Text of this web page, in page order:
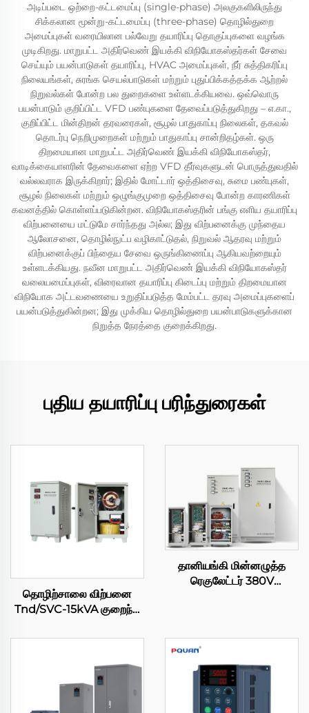
அடிப்படை ஒற்றை-கட்டமைப்பு (single-phase) அலகுகளிலிருந்து
சிக்கலான மூன்று-கட்டமைப்பு (three-phase) தொழில்துறை
அமைப்புகள் வரையிலான பல்வேறு தயாரிப்பு தொகுப்புகளை வழங்க
முடிகிறது. மாறுபட்ட அதிர்வெண் இயக்கி விநியோகஸ்தர்கள் சேவை
செய்யும் பயன்பாடுகள் தயாரிப்பு, HVAC அமைப்புகள், நீர் சுத்திகரிப்பு
நிலையங்கள், சுரங்க செயல்பாடுகள் மற்றும் புதுப்பிக்கத்தக்க ஆற்றல்
நிறுவல்கள் போன்ற பல துறைகளை உள்ளடக்கியவை. ஒவ்வொரு
பயன்பாடும் குறிப்பிட்ட VFD பண்புகளை தேவைப்படுத்துகிறது – எ.கா.,
குறிப்பிட்ட மின்திறன் தரவரைகள், சூழல் பாதுகாப்பு நிலைகள், தகவல்
தொடர்பு நெறிமுறைகள் மற்றும் பாதுகாப்பு சான்றிதழ்கள். ஒரு
திறமையான மாறுபட்ட அதிர்வெண் இயக்கி விநியோகஸ்தர்,
வாடிக்கையாளரின் தேவைகளை ஏற்ற VFD தீர்வுகளுடன் பொருத்துவதில்
வல்லவராக இருக்கிறார்; இதில் மோட்டார் ஒத்திசைவு, சுமை பண்புகள்,
சூழல் நிலைகள் மற்றும் ஒழுங்குமுறை ஒத்திசைவு போன்ற காரணிகள்
கவனத்தில் கொள்ளப்படுகின்றன. விநியோகஸ்தரின் பங்கு எளிய தயாரிப்பு
விற்பனையை மட்டுமே சார்ந்தது அல்ல; இது விற்பனைக்கு முந்தைய
ஆலோசனை, தொழில்நுட்ப வழிகாட்டுதல், நிறுவல் ஆதரவு மற்றும்
விற்பனைக்குப் பிந்தைய சேவை ஒருங்கிணைப்பு ஆகியவற்றையும்
உள்ளடக்கியது. நவீன மாறுபட்ட அதிர்வெண் இயக்கி விநியோகஸ்தர்
வலையமைப்புகள், விரைவான தயாரிப்பு கிடைப்பு மற்றும் திறமையான
விநியோக அட்டவணையை உறுதிப்படுத்த மேம்பட்ட தரவு அமைப்புகளைப்
பயன்படுத்துகின்றன; இது முக்கிய தொழில்துறை பயன்பாடுகளுக்கான
நிறுத்த நேரத்தை குறைக்கிறது.
புதிய தயாரிப்பு பரிந்துரைகள்
தொழிற்சாலை விற்பனை
Tnd/SVC-15kVA குறைந்த
தானியங்கி ரெகுலேட்டர் AC
தானியங்கி மின்னழுத்த
ரெகுலேட்டர் 380V
மின்னழுத்த ரெகுலேட்டர்